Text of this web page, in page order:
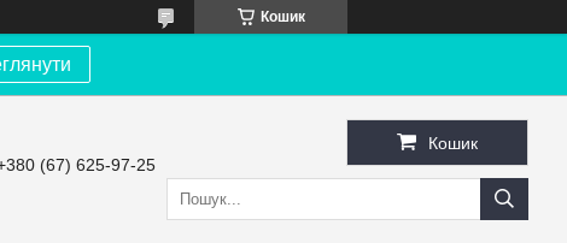
Кошик
(67) 625-97-25
Кошик